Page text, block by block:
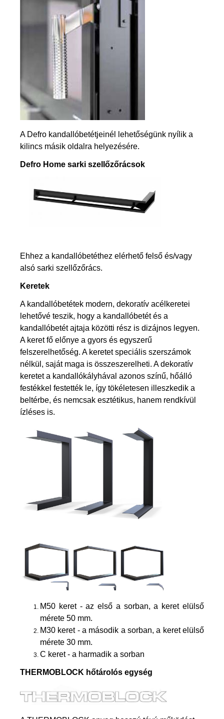
A Defro kandallóbetétjeinél lehetőségünk nyílik a
kilincs másik oldalra helyezésére.
Defro Home sarki szellőzőrácsok
Ehhez a kandallóbetéthez elérhető felső és/vagy
alsó sarki szellőzőrács.
Keretek
A kandallóbetétek modern, dekoratív acélkeretei
lehetővé teszik, hogy a kandallóbetét és a
kandallóbetét ajtaja közötti rész is dizájnos legyen.
A keret fő előnye a gyors és egyszerű
felszerelhetőség. A keretet speciális szerszámok
nélkül, saját maga is összeszerelheti. A dekoratív
keretet a kandallókályhával azonos színű, hőálló
festékkel festették le, így tökéletesen illeszkedik a
beltérbe, és nemcsak esztétikus, hanem rendkívül
ízléses is.
M50 keret - az első a sorban, a keret elülső
mérete 50 mm.
M30 keret - a második a sorban, a keret elülső
mérete 30 mm.
C keret - a harmadik a sorban
THERMOBLOCK hőtárolós egység